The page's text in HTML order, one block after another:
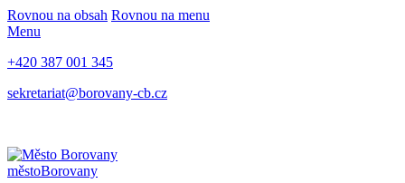
Rovnou na obsah Rovnou na menu
Menu
+420 387 001 345
sekretariat@borovany-cb.cz
městoBorovany